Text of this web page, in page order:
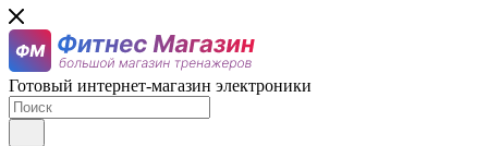
Готовый интернет-магазин электроники